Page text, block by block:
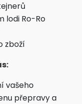
lodi Ro-Ro
zboží
vašeho
přepravy a